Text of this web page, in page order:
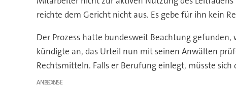
reichte dem Gericht nicht aus. Es gebe für ihn kein
Der Prozess hatte bundesweit Beachtung
kündigte an, das Urteil nun mit seinen Anwälten
Rechtsmitteln. Falls er Berufung einlegt, müsste
ANZEIGE